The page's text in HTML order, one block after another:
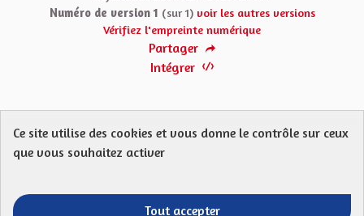
Numéro de version 1 (sur 1) voir les autres versions
Vérifiez l'empreinte numérique
Partager
Intégrer
Protection des Données
Télécharger les fichiers Open Data
Ce site utilise des cookies et vous donne le contrôle sur ceux
que vous souhaitez activer
Tout accepter